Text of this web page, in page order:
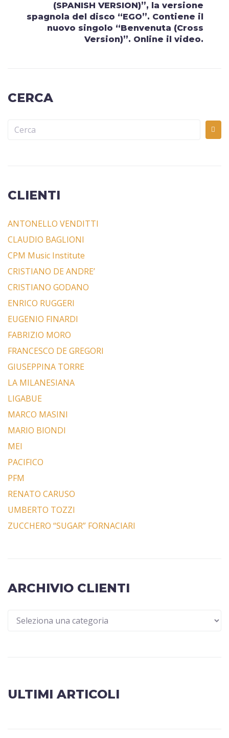
(SPANISH VERSION)”, la versione
spagnola del disco “EGO”. Contiene il
nuovo singolo “Benvenuta (Cross
Version)”. Online il video.
CERCA
CLIENTI
ANTONELLO VENDITTI
CLAUDIO BAGLIONI
CPM Music Institute
CRISTIANO DE ANDRE’
CRISTIANO GODANO
ENRICO RUGGERI
EUGENIO FINARDI
FABRIZIO MORO
FRANCESCO DE GREGORI
GIUSEPPINA TORRE
LA MILANESIANA
LIGABUE
MARCO MASINI
MARIO BIONDI
MEI
PACIFICO
PFM
RENATO CARUSO
UMBERTO TOZZI
ZUCCHERO “SUGAR” FORNACIARI
ARCHIVIO CLIENTI
ULTIMI ARTICOLI